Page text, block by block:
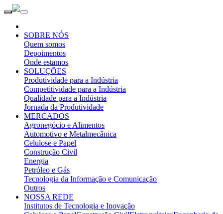
SOBRE NÓS
Quem somos
Depoimentos
Onde estamos
SOLUÇÕES
Produtividade para a Indústria
Competitividade para a Indústria
Qualidade para a Indústria
Jornada da Produtividade
MERCADOS
Agronegócio e Alimentos
Automotivo e Metalmecânica
Celulose e Papel
Construção Civil
Energia
Petróleo e Gás
Tecnologia da Informação e Comunicação
Outros
NOSSA REDE
Institutos de Tecnologia e Inovação